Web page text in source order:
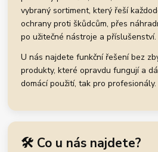
vybraný sortiment, který řeší
ochrany proti škůdcům, přes
po užitečné nástroje a příslušenství.
U nás najdete funkční řešení bez
produkty, které opravdu fungují a
domácí použití, tak pro profesionály.
🛠️ Co u nás najdete?